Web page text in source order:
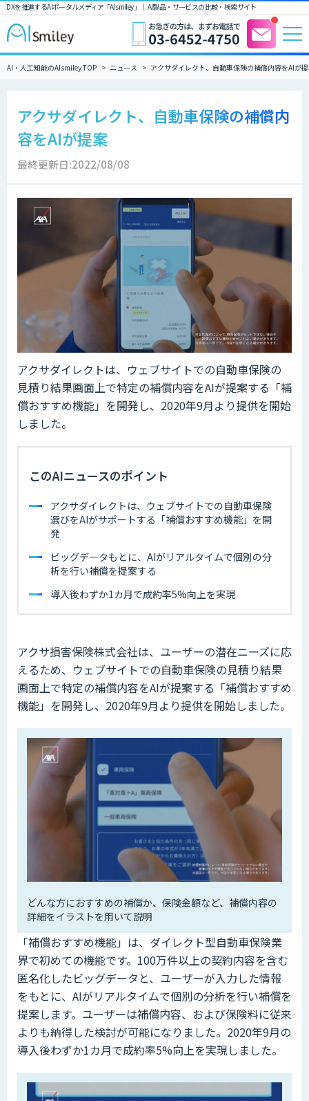
DXを推進するAIポータルメディア「AIsmiley」｜ AI製品・サービスの比較・検索サイト
AI・人工知能のAIsmiley TOP ニュース アクサダイレクト、自動車保険の補償内容をAIが
アクサダイレクト、自動車保険の補償内
容をAIが提案
最終更新日:2022/08/08
アクサダイレクトは、ウェブサイトでの自動車保険の
見積り結果画面上で特定の補償内容をAIが提案する「補
償おすすめ機能」を開発し、2020年9月より提供を開始
しました。
このAIニュースのポイント
アクサダイレクトは、ウェブサイトでの自動車保険
選びをAIがサポートする「補償おすすめ機能」を開
発
ビッグデータもとに、AIがリアルタイムで個別の分
析を行い補償を提案する
導入後わずか1カ月で成約率5%向上を実現
アクサ損害保険株式会社は、ユーザーの潜在ニーズに応
えるため、ウェブサイトでの自動車保険の見積り結果
画面上で特定の補償内容をAIが提案する「補償おすすめ
機能」を開発し、2020年9月より提供を開始しました。
どんな方におすすめの補償か、保険金額など、補償内容の
詳細をイラストを用いて説明
「補償おすすめ機能」は、ダイレクト型自動車保険業
界で初めての機能です。100万件以上の契約内容を含む
匿名化したビッグデータと、ユーザーが入力した情報
をもとに、AIがリアルタイムで個別の分析を行い補償を
提案します。ユーザーは補償内容、および保険料に従来
よりも納得した検討が可能になりました。2020年9月の
導入後わずか1カ月で成約率5%向上を実現しました。